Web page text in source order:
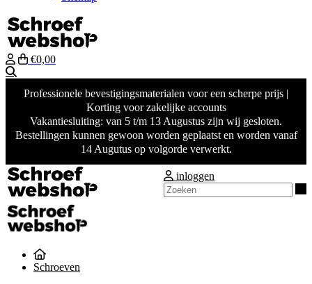
€0,00
Professionele bevestigingsmaterialen voor een scherpe prijs |
Korting voor zakelijke accounts
Vakantiesluiting: van 5 t/m 13 Augustus zijn wij gesloten.
Bestellingen kunnen gewoon worden geplaatst en worden vanaf
14 Augutus op volgorde verwerkt.
inloggen
Schroeven